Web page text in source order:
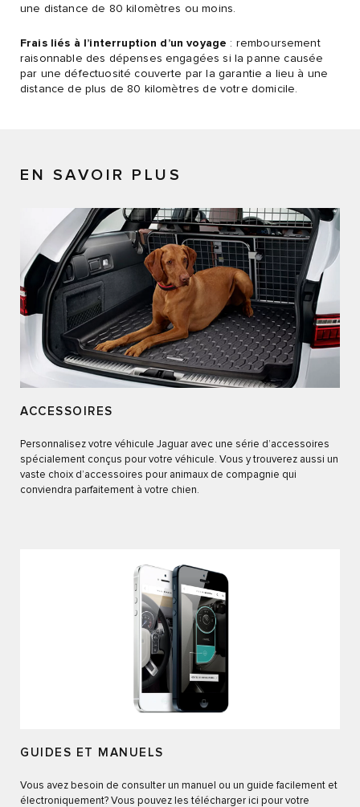
une distance de 80 kilomètres ou moins.
Frais liés à l’interruption d’un voyage : remboursement
raisonnable des dépenses engagées si la panne causée
par une défectuosité couverte par la garantie a lieu à une
distance de plus de 80 kilomètres de votre domicile.
EN SAVOIR PLUS
ACCESSOIRES
Personnalisez votre véhicule Jaguar avec une série d’accessoires
spécialement conçus pour votre véhicule. Vous y trouverez aussi un
vaste choix d’accessoires pour animaux de compagnie qui
conviendra parfaitement à votre chien.
GUIDES ET MANUELS
Vous avez besoin de consulter un manuel ou un guide facilement et
électroniquement? Vous pouvez les télécharger ici pour votre